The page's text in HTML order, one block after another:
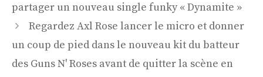
partager un nouveau single funky « Dynamite »
Regardez Axl Rose lancer le micro et donner
un coup de pied dans le nouveau kit du batteur
des Guns N' Roses avant de quitter la scène en